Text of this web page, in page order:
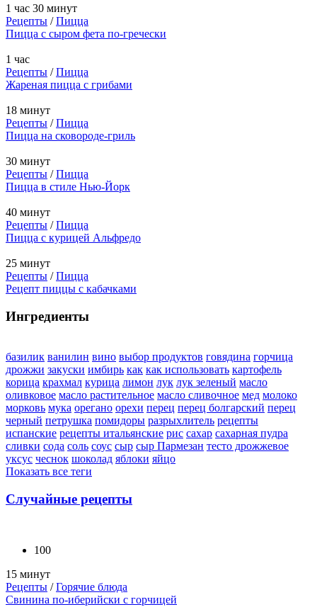
1 час 30 минут
Рецепты /Пицца
Пицца с сыром фета по-гречески
1 час
Рецепты /Пицца
Жареная пицца с грибами
18 минут
Рецепты /Пицца
Пицца на сковороде-гриль
30 минут
Рецепты /Пицца
Пицца в стиле Нью-Йорк
40 минут
Рецепты /Пицца
Пицца с курицей Альфредо
25 минут
Рецепты /Пицца
Рецепт пиццы с кабачками
Ингредиенты
базилик ванилин вино выбор продуктов говядина горчица
дрожжи закуски имбирь как как использовать картофель
корица крахмал курица лимон лук лук зеленый масло
оливковое масло растительное масло сливочное мед молоко
морковь мука орегано орехи перец перец болгарский перец
черный петрушка помидоры разрыхлитель рецепты
испанские рецепты итальянские рис сахар сахарная пудра
сливки сода соль соус сыр сыр Пармезан тесто дрожжевое
уксус чеснок шоколад яблоки яйцо
Показать все теги
Случайные рецепты
100
15 минут
Рецепты /Горячие блюда
Свинина по-иберийски с горчицей